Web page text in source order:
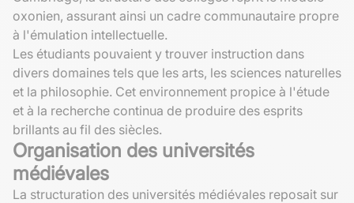
oxonien, assurant ainsi un cadre communautaire propre
à l'émulation intellectuelle.
Les étudiants pouvaient y trouver instruction dans
divers domaines tels que les arts, les sciences naturelles
et la philosophie. Cet environnement propice à l'étude
et à la recherche continua de produire des esprits
brillants au fil des siècles.
Organisation des universités
médiévales
La structuration des universités médiévales reposait sur